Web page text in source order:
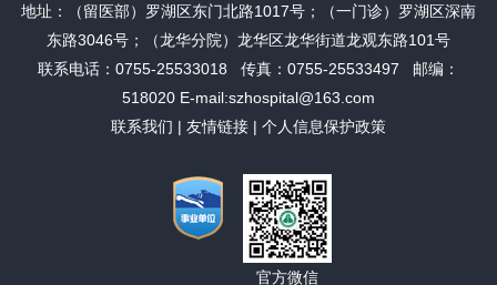
地址：（留医部）罗湖区东门北路1017号；（一门诊）罗湖区深南
东路3046号；（龙华分院）龙华区龙华街道龙观东路101号
联系电话：0755-25533018 传真：0755-25533497 邮编：
518020 E-mail:szhospital@163.com
联系我们 | 友情链接 | 个人信息保护政策
官方微信